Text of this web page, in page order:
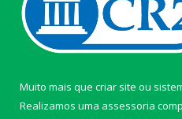
Muito mais que criar site ou
Realizamos uma assessoria